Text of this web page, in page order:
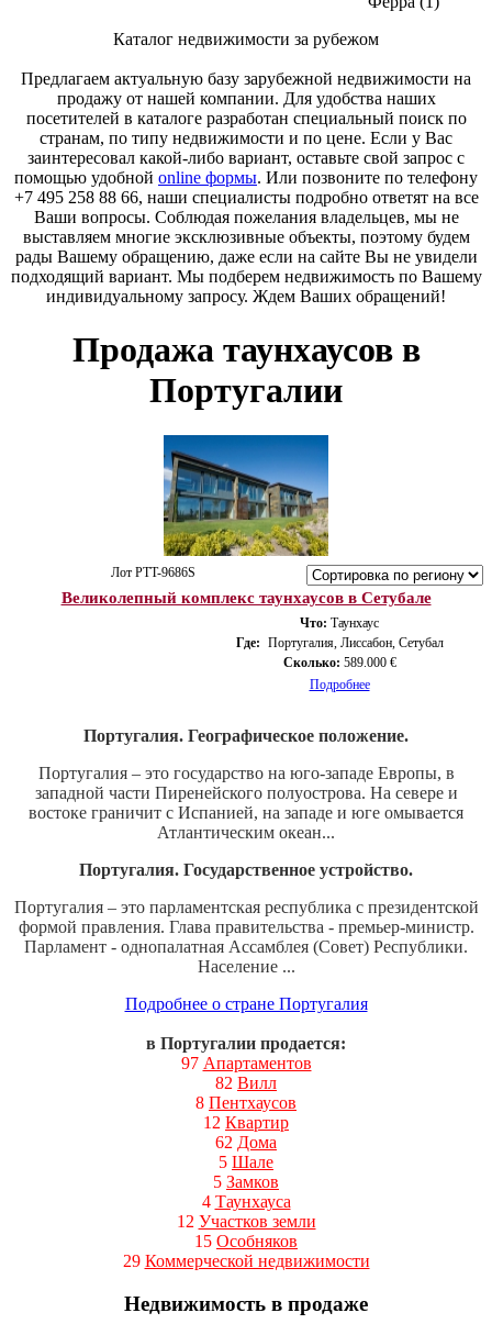
Каталог недвижимости за рубежом
Предлагаем актуальную базу зарубежной недвижимости на
продажу от нашей компании. Для удобства наших
посетителей в каталоге разработан специальный поиск по
странам, по типу недвижимости и по цене. Если у Вас
заинтересовал какой-либо вариант, оставьте свой запрос с
помощью удобной online формы. Или позвоните по телефону
+7 495 258 88 66, наши специалисты подробно ответят на все
Ваши вопросы. Соблюдая пожелания владельцев, мы не
выставляем многие эксклюзивные объекты, поэтому будем
рады Вашему обращению, даже если на сайте Вы не увидели
подходящий вариант. Мы подберем недвижимость по Вашему
индивидуальному запросу. Ждем Ваших обращений!
Продажа таунхаусов в
Португалии
Лот PTT-9686S
Великолепный комплекс таунхаусов в Сетубале
Что: Таунхаус
Где: Португалия, Лиссабон, Сетубал
Сколько: 589.000 €
Подробнее
Португалия. Географическое положение.
Португалия – это государство на юго-западе Европы, в
западной части Пиренейского полуострова. На севере и
востоке граничит с Испанией, на западе и юге омывается
Атлантическим океан...
Португалия. Государственное устройство.
Португалия – это парламентская республика с президентской
формой правления. Глава правительства - премьер-министр.
Парламент - однопалатная Ассамблея (Совет) Республики.
Население ...
Подробнее о стране Португалия
в Португалии продается:
97 Апартаментов
82 Вилл
8 Пентхаусов
12 Квартир
62 Дома
5 Шале
5 Замков
4 Таунхауса
12 Участков земли
15 Особняков
29 Коммерческой недвижимости
Недвижимость в продаже